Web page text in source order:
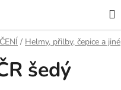
/ Helmy, přilby, čepice a jiné
šedý